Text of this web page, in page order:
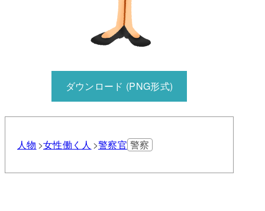
ダウンロード (PNG形式)
人物 女性働く人 警察官 警察